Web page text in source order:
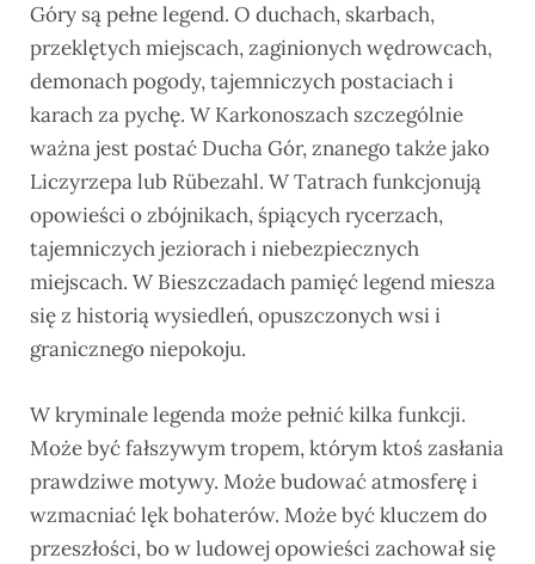
Góry są pełne legend. O duchach, skarbach,
przeklętych miejscach, zaginionych wędrowcach,
demonach pogody, tajemniczych postaciach i
karach za pychę. W Karkonoszach szczególnie
ważna jest postać Ducha Gór, znanego także jako
Liczyrzepa lub Rübezahl. W Tatrach funkcjonują
opowieści o zbójnikach, śpiących rycerzach,
tajemniczych jeziorach i niebezpiecznych
miejscach. W Bieszczadach pamięć legend miesza
się z historią wysiedleń, opuszczonych wsi i
granicznego niepokoju.
W kryminale legenda może pełnić kilka funkcji.
Może być fałszywym tropem, którym ktoś zasłania
prawdziwe motywy. Może budować atmosferę i
wzmacniać lęk bohaterów. Może być kluczem do
przeszłości, bo w ludowej opowieści zachował się